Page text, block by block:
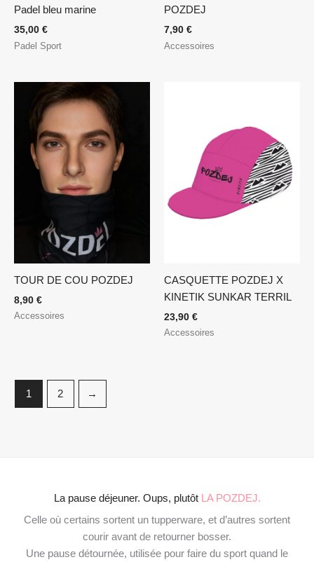
Padel bleu marine
35,00 €
Padel Sport
POZDEJ
7,90 €
Accessoires
TOUR DE COU POZDEJ
8,90 €
Accessoires
CASQUETTE POZDEJ X
KINETIK SUNKAR TERRIL
23,90 €
Accessoires
1 2 →
La pause déjeuner. Oups, plutôt LA POZDEJ.
Celle où certains sortent un tupperware, et d’autres sortent
courir avant de retourner bosser.
Une pause détournée, utilisée pour faire du sport quand le